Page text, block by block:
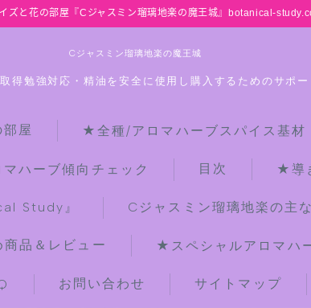
イズと花の部屋『Cジャスミン瑠璃地楽の魔王城』botanical-
Cジャスミン瑠璃地楽の魔王城
得勉強対応・精油を安全に使用し購入するためのサポ
部屋 ★全種/アロマハーブスパイス基
ハーブ傾向チェック 目次 ★導
Study』 Cジャスミン瑠璃地楽の主
商品＆レビュー ★スペシャルアロマハ
お問い合わせ サイトマップ
【最新】クイズと花の部屋
★全種/アロマハーブスパイス基材 プ